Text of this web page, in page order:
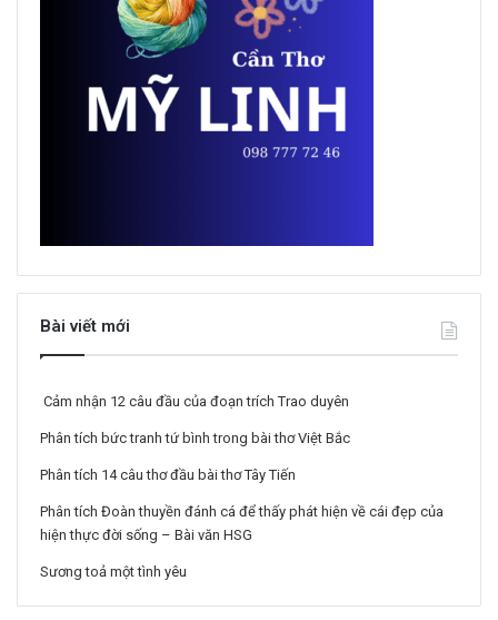
Bài viết mới
Cảm nhận 12 câu đầu của đoạn trích Trao duyên
Phân tích bức tranh tứ bình trong bài thơ Việt Bắc
Phân tích 14 câu thơ đầu bài thơ Tây Tiến
Phân tích Đoàn thuyền đánh cá để thấy phát hiện về cái đẹp của
hiện thực đời sống – Bài văn HSG
Sương toả một tình yêu